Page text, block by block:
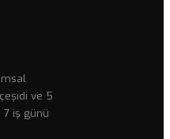
ve 5
7 iş günü